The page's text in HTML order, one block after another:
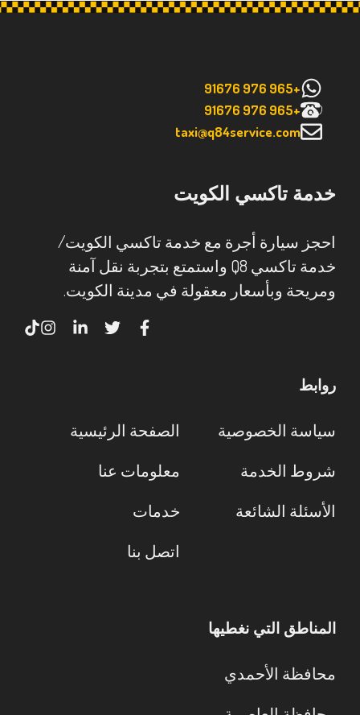
+965 976 91676
+965 976 91676
taxi@q84service.com
خدمة تاكسي الكويت
احجز سيارة أجرة مع خدمة تاكسي الكويت/
خدمة تاكسي Q8 واستمتع بتجربة نقل آمنة
ومريحة وبأسعار معقولة في مدينة الكويت.
روابط
سياسة الخصوصية
شروط الخدمة
الأسئلة الشائعة
الصفحة الرئيسية
معلومات عنا
خدمات
اتصل بنا
المناطق التي نغطيها
محافظة الأحمدي